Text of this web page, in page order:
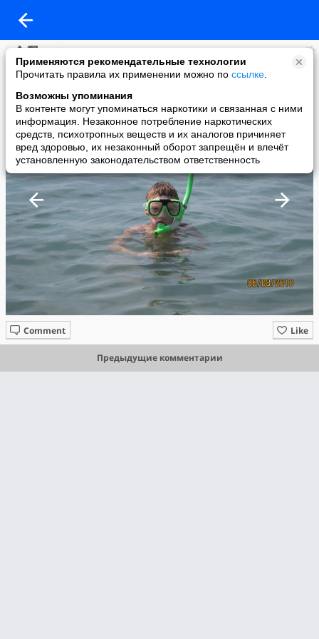
Применяются рекомендательные технологии
Прочитать правила их применении можно по ссылке
Возможны упоминания
В контенте могут упоминаться наркотики и связанная с ними
информация. Незаконное потребление наркотических
средств, психотропных веществ и их аналогов причиняет
вред здоровью, их незаконный оборот запрещён и влечёт
установленную законодательством ответственность
Любовь Козлова
added a photo
10 Sep в 20:43
Like
Comment
Предыдущие комментарии